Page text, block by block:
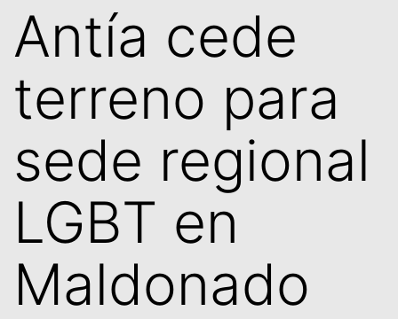
Antía cede
terreno para
sede regional
LGBT en
Maldonado